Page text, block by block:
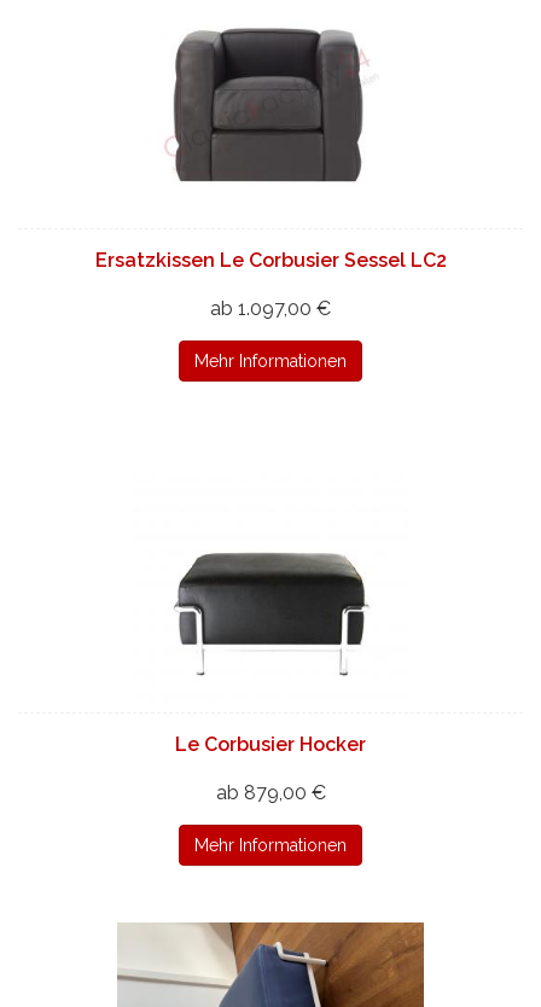
Ersatzkissen Le Corbusier Sessel LC2
ab 1.097,00 €
Mehr Informationen
Le Corbusier Hocker
ab 879,00 €
Mehr Informationen